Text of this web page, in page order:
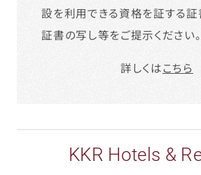
設を利用できる資格を証する証
証書の写し等をご提示ください。
詳しくはこちら
KKR Hotels &